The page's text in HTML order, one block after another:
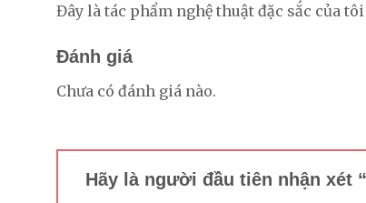
Đây là tác phẩm nghệ thuật đặc sắc của
Đánh giá
Chưa có đánh giá nào.
Hãy là người đầu tiên nhận xét